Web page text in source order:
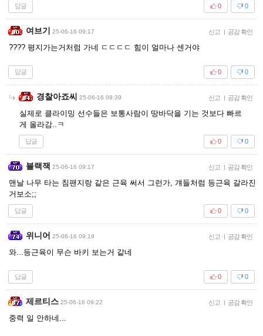
답글 0
0
여브기 25-06-16 09:17 신고 | 공감 확인
???? 평지가는거처럼 가네 ㄷㄷㄷㄷ 힘이 얼마나 센거야
답글 0
0
경찰아죠씨 25-06-16 09:39 신고 | 공감 확인
실제로 클라이밍 선수들은 보통사람이 땅바닥을 기는 것보다 빠르
게 올라감..ㅋ
답글 0
0
블랙잭 25-06-16 09:17 신고 | 공감 확인
맨날 나무 타는 침팬지랑 같은 근육 써서 그런가, 걔들처럼 등근육 갈라진
거보소;;
답글 0
0
위니어 25-06-16 09:19 신고 | 공감 확인
와...등근육이 무슨 바키 보는거 같네
답글 0
0
제르티스 25-06-16 09:22 신고 | 공감 확인
중력 일 안하네...